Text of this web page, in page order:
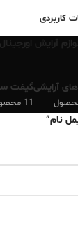
کاربردی
آرایشیگیفت
11 محصول
نام”